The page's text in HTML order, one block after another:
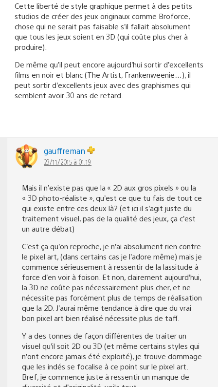
Cette liberté de style graphique permet à des petits
studios de créer des jeux originaux comme Broforce,
chose qui ne serait pas faisable s’il fallait absolument
que tous les jeux soient en 3D (qui coûte plus cher à
produire).
De même qu’il peut encore aujourd’hui sortir d’excellents
films en noir et blanc (The Artist, Frankenweenie…), il
peut sortir d’excellents jeux avec des graphismes qui
semblent avoir 30 ans de retard.
gauffreman
23/11/2015 à 01:19
Mais il n’existe pas que la « 2D aux gros pixels » ou la
« 3D photo-réaliste », qu’est ce que tu fais de tout ce
qui existe entre ces deux là? (et ici il s’agit juste du
traitement visuel, pas de la qualité des jeux, ça c’est
un autre débat)
C’est ça qu’on reproche, je n’ai absolument rien contre
le pixel art, (dans certains cas je l’adore même) mais je
commence sérieusement à ressentir de la lassitude à
force d’en voir à foison. Et non, clairement aujourd’hui,
la 3D ne coûte pas nécessairement plus cher, et ne
nécessite pas forcément plus de temps de réalisation
que la 2D. J’aurai même tendance à dire que du vrai
bon pixel art bien réalisé nécessite plus de taff.
Y a des tonnes de façon différentes de traiter un
visuel qu’il soit 2D ou 3D (et même certains styles qui
n’ont encore jamais été exploité), je trouve dommage
que les indés se focalise à ce point sur le pixel art.
Bref, je commence juste à ressentir un manque de